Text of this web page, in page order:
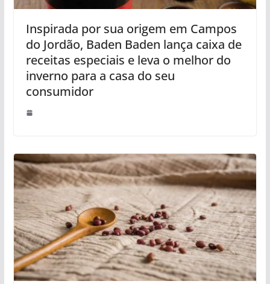
Inspirada por sua origem em Campos
do Jordão, Baden Baden lança caixa de
receitas especiais e leva o melhor do
inverno para a casa do seu
consumidor